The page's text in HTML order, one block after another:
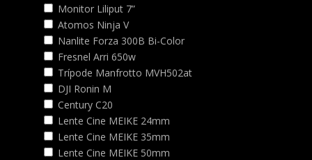
Monitor Liliput 7”
Atomos Ninja V
Nanlite Forza 300B Bi-Color
Fresnel Arri 650w
Trípode Manfrotto MVH502at
DJI Ronin M
Century C20
Lente Cine MEIKE 24mm
Lente Cine MEIKE 35mm
Lente Cine MEIKE 50mm